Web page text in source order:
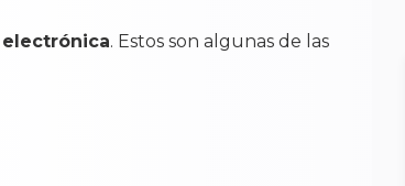
. Estos son algunas de las